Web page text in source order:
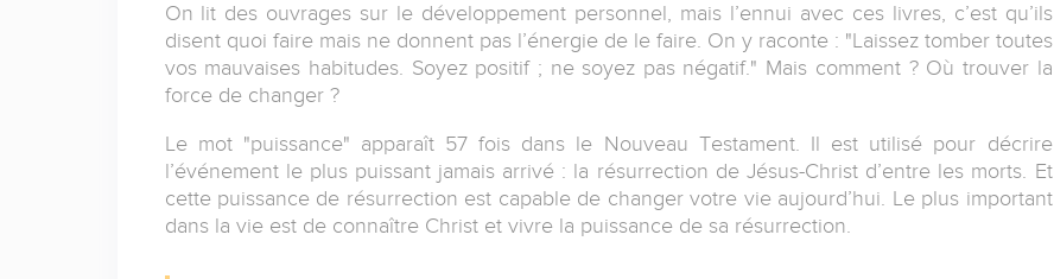
On lit des ouvrages sur le développement personnel, mais l’ennui avec ces livres, c’est qu’ils
disent quoi faire mais ne donnent pas l’énergie de le faire. On y raconte : "Laissez tomber toutes
vos mauvaises habitudes. Soyez positif ; ne soyez pas négatif." Mais comment ? Où trouver la
force de changer ?
Le mot "puissance" apparaît 57 fois dans le Nouveau Testament. Il est utilisé pour décrire
l’événement le plus puissant jamais arrivé : la résurrection de Jésus-Christ d’entre les morts. Et
cette puissance de résurrection est capable de changer votre vie aujourd’hui. Le plus important
dans la vie est de connaître Christ et vivre la puissance de sa résurrection.